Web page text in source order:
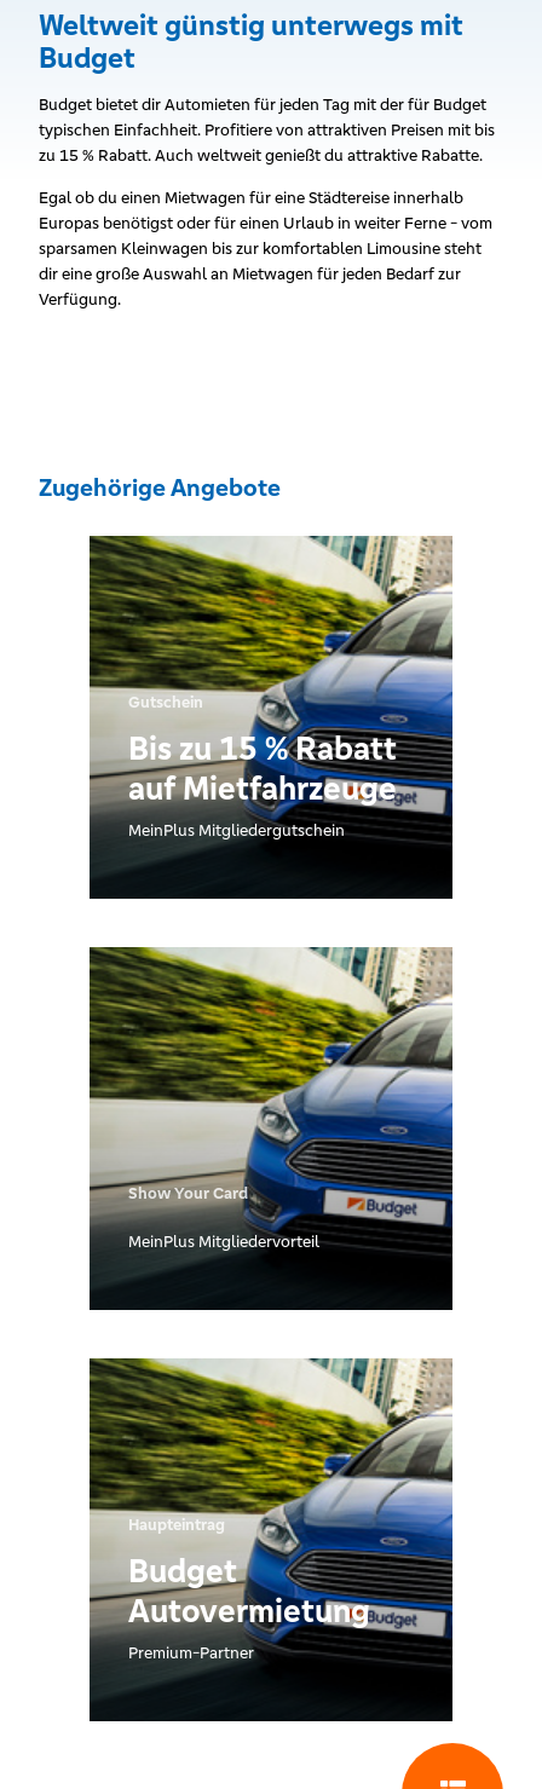
Weltweit günstig unterwegs mit
Budget
Budget bietet dir Automieten für jeden Tag mit der für Budget
typischen Einfachheit. Profitiere von attraktiven Preisen mit bis
zu 15 % Rabatt. Auch weltweit genießt du attraktive Rabatte.
Egal ob du einen Mietwagen für eine Städtereise innerhalb
Europas benötigst oder für einen Urlaub in weiter Ferne - vom
sparsamen Kleinwagen bis zur komfortablen Limousine steht
dir eine große Auswahl an Mietwagen für jeden Bedarf zur
Verfügung.
Zugehörige Angebote
Gutschein
Bis zu 15 % Rabatt
auf Mietfahrzeuge
MeinPlus Mitgliedergutschein
Show Your Card
MeinPlus Mitgliedervorteil
Haupteintrag
Budget
Autovermietung
Premium-Partner